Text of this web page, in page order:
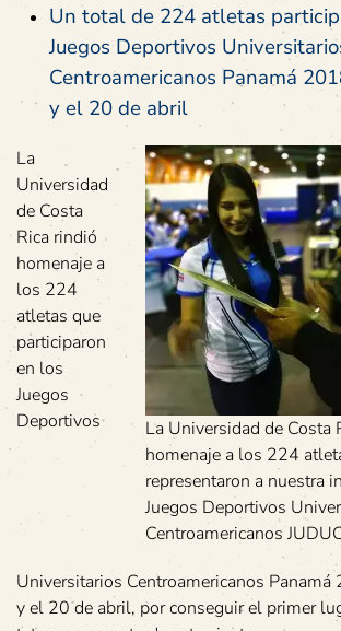
Un total de 224 atletas
Juegos Deportivos
Centroamericanos Panamá
y el 20 de abril
La Universidad de Costa
homenaje a los 224
representaron a nuestra
Juegos Deportivos
Centroamericanos
La
Universidad
de Costa
Rica rindió
homenaje a
los 224
atletas que
participaron
en los
Juegos
Deportivos
Universitarios Centroamericanos
y el 20 de abril, por conseguir el primer